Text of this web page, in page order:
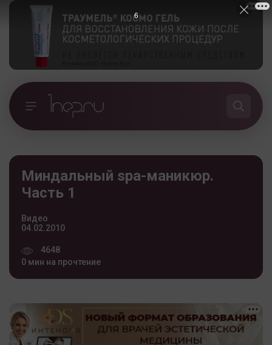
Миндальный spa-маникюр.
Часть 1
Видео
04.02.2010
4648
0 мин на прочтение
5